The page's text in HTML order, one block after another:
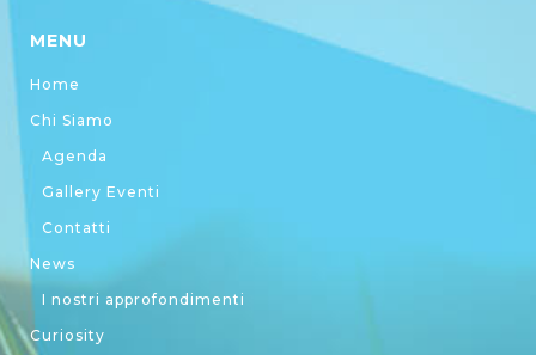
MENU
Home
Chi Siamo
Agenda
Gallery Eventi
Contatti
News
I nostri approfondimenti
Curiosity